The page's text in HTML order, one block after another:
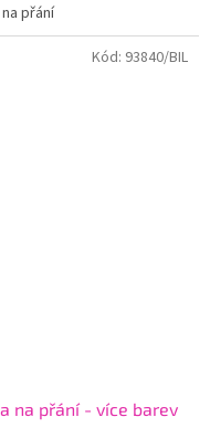
přání
na přání - více barev
Kód: 93840/BIL